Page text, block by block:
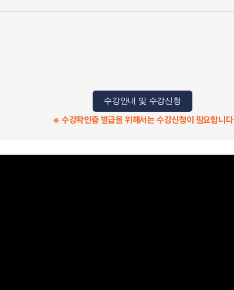
수강안내 및 수강신청
※ 수강확인증 발급을 위해서는 수강신청이 필요합니다